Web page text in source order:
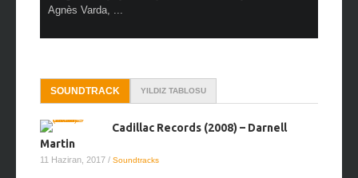
Agnès Varda, ...
SOUNDTRACK YILDIZ TABLOSU
Cadillac Records (2008) – Darnell
Martin
11 Haziran, 2017 / Soundtracks